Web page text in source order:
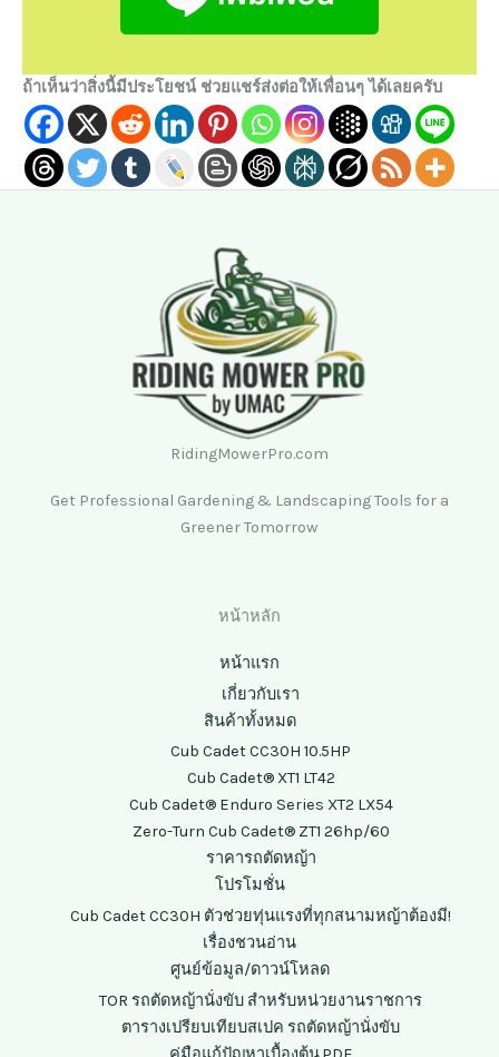
ถ้าเห็นว่าสิ่งนี้มีประโยชน์ ช่วยแชร์ส่งต่อให้เพื่อนๆ ได้เลยครับ
RidingMowerPro.com
Get Professional Gardening & Landscaping Tools for a
Greener Tomorrow
หน้าหลัก
หน้าแรก
เกี่ยวกับเรา
สินค้าทั้งหมด
Cub Cadet CC30H 10.5HP
Cub Cadet® XT1 LT42
Cub Cadet® Enduro Series XT2 LX54
Zero-Turn Cub Cadet® ZT1 26hp/60
ราคารถตัดหญ้า
โปรโมชั่น
Cub Cadet CC30H ตัวช่วยทุ่นแรงที่ทุกสนามหญ้าต้องมี!
เรื่องชวนอ่าน
ศูนย์ข้อมูล/ดาวน์โหลด
TOR รถตัดหญ้านั่งขับ สำหรับหน่วยงานราชการ
ตารางเปรียบเทียบสเปค รถตัดหญ้านั่งขับ